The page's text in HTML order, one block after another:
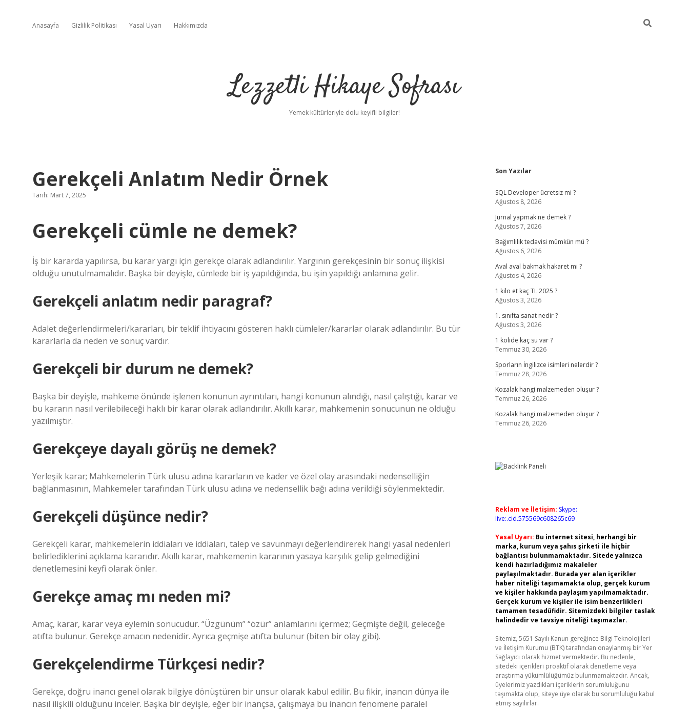
Anasayfa Gizlilik Politikası Yasal Uyarı Hakkımızda
Lezzetli Hikaye Sofrası
Yemek kültürleriyle dolu keyifli bilgiler!
Gerekçeli Anlatım Nedir Örnek
Tarih: Mart 7, 2025
Gerekçeli cümle ne demek?
İş bir kararda yapılırsa, bu karar yargı için gerekçe olarak adlandırılır. Yargının gerekçesinin bir sonuç ilişkisi
olduğu unutulmamalıdır. Başka bir deyişle, cümlede bir iş yapıldığında, bu işin yapıldığı anlamına gelir.
Gerekçeli anlatım nedir paragraf?
Adalet değerlendirmeleri/kararları, bir teklif ihtiyacını gösteren haklı cümleler/kararlar olarak adlandırılır. Bu tür
kararlarla da neden ve sonuç vardır.
Gerekçeli bir durum ne demek?
Başka bir deyişle, mahkeme önünde işlenen konunun ayrıntıları, hangi konunun alındığı, nasıl çalıştığı, karar ve
bu kararın nasıl verilebileceği haklı bir karar olarak adlandırılır. Akıllı karar, mahkemenin sonucunun ne olduğu
yazılmıştır.
Gerekçeye dayalı görüş ne demek?
Yerleşik karar; Mahkemelerin Türk ulusu adına kararların ve kader ve özel olay arasındaki nedenselliğin
bağlanmasının, Mahkemeler tarafından Türk ulusu adına ve nedensellik bağı adına verildiği söylenmektedir.
Gerekçeli düşünce nedir?
Gerekçeli karar, mahkemelerin iddiaları ve iddiaları, talep ve savunmayı değerlendirerek hangi yasal nedenleri
belirlediklerini açıklama kararıdır. Akıllı karar, mahkemenin kararının yasaya karşılık gelip gelmediğini
denetlemesini keyfi olarak önler.
Gerekçe amaç mı neden mi?
Amaç, karar, karar veya eylemin sonucudur. “Üzgünüm” “özür” anlamlarını içermez; Geçmişte değil, geleceğe
atıfta bulunur. Gerekçe amacın nedenidir. Ayrıca geçmişe atıfta bulunur (biten bir olay gibi).
Gerekçelendirme Türkçesi nedir?
Gerekçe, doğru inancı genel olarak bilgiye dönüştüren bir unsur olarak kabul edilir. Bu fikir, inancın dünya ile
nasıl ilişkili olduğunu inceler. Başka bir deyişle, eğer bir inançsa, çalışmaya bu inancın fenomene paralel
Sidebar
Son Yazılar
SQL Developer ücretsiz mi ?
Ağustos 8, 2026
Jurnal yapmak ne demek ?
Ağustos 7, 2026
Bağımlılık tedavisi mümkün mü ?
Ağustos 6, 2026
Aval aval bakmak hakaret mi ?
Ağustos 4, 2026
1 kilo et kaç TL 2025 ?
Ağustos 3, 2026
1. sınıfta sanat nedir ?
Ağustos 3, 2026
1 kolide kaç su var ?
Temmuz 30, 2026
Sporların İngilizce isimleri nelerdir ?
Temmuz 28, 2026
Kozalak hangi malzemeden oluşur ?
Temmuz 26, 2026
Kozalak hangi malzemeden oluşur ?
Temmuz 26, 2026
Reklam ve İletişim: Skype:
live:.cid.575569c608265c69
Yasal Uyarı: Bu internet sitesi, herhangi bir
marka, kurum veya şahıs şirketi ile hiçbir
bağlantısı bulunmamaktadır. Sitede yalnızca
kendi hazırladığımız makaleler
paylaşılmaktadır. Burada yer alan içerikler
haber niteliği taşımamakta olup, gerçek kurum
ve kişiler hakkında paylaşım yapılmamaktadır.
Gerçek kurum ve kişiler ile isim benzerlikleri
tamamen tesadüfidir. Sitemizdeki bilgiler taslak
halindedir ve tavsiye niteliği taşımazlar.
Sitemiz, 5651 Sayılı Kanun gereğince Bilgi Teknolojileri
ve İletişim Kurumu (BTK) tarafından onaylanmış bir Yer
Sağlayıcı olarak hizmet vermektedir. Bu nedenle,
sitedeki içerikleri proaktif olarak denetleme veya
araştırma yükümlülüğümüz bulunmamaktadır. Ancak,
üyelerimiz yazdıkları içeriklerin sorumluluğunu
taşımakta olup, siteye üye olarak bu sorumluluğu kabul
etmiş sayılırlar.